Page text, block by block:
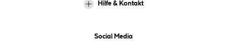
Hilfe & Kontakt
Social Media